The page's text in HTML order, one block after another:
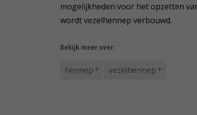
mogelijkheden voor het opzetten
wordt vezelhennep verbouwd.
Bekijk meer over:
hennep vezelhennep